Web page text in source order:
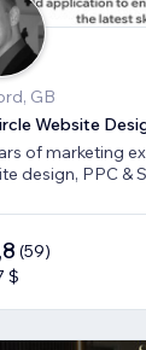
GB
Website
of marketing
design, PPC &
(59)
$